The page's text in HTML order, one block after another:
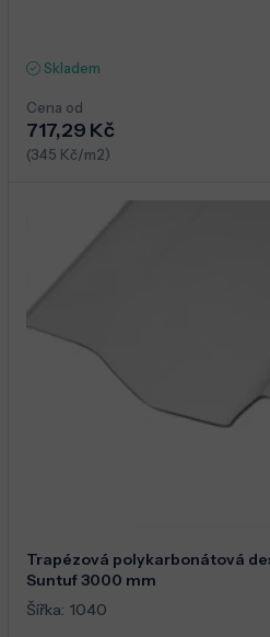
Skladem
Cena od
717,29 Kč
(345 Kč/m2)
Trapézová polykarbonátová
Suntuf 3000 mm
Šířka: 1040